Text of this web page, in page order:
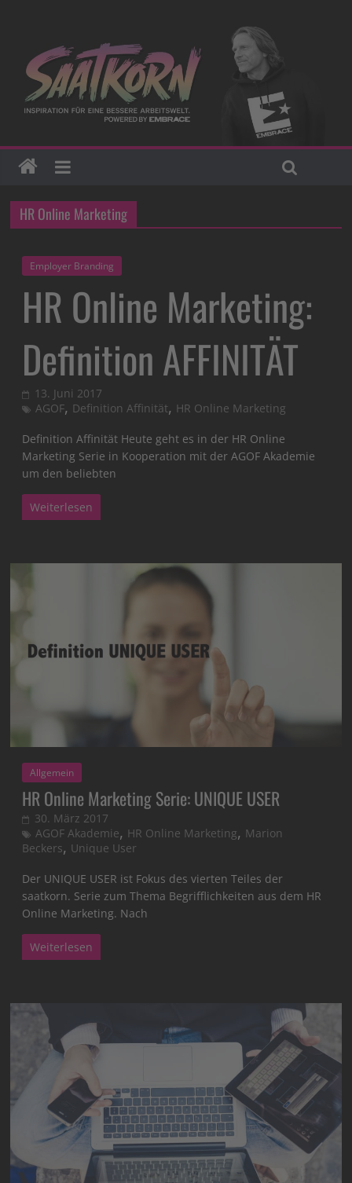
HR Online Marketing
Employer Branding
HR Online Marketing:
Definition AFFINITÄT
13. Juni 2017
AGOF, Definition Affinität, HR Online Marketing
Definition Affinität Heute geht es in der HR Online
Marketing Serie in Kooperation mit der AGOF Akademie
um den beliebten
Weiterlesen
Allgemein
HR Online Marketing Serie: UNIQUE USER
30. März 2017
AGOF Akademie, HR Online Marketing, Marion
Beckers, Unique User
Der UNIQUE USER ist Fokus des vierten Teiles der
saatkorn. Serie zum Thema Begrifflichkeiten aus dem HR
Online Marketing. Nach
Weiterlesen